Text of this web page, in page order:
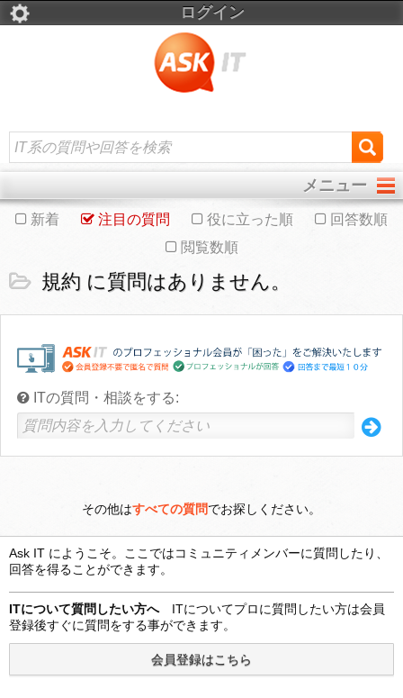
ログイン
メニュー
新着 注目の質問 役に立った順
回答数順
閲覧数順
規約 に質問はありません。
ITの質問・相談をする:
その他はすべての質問でお探しください。
Ask IT にようこそ。ここではコミュニティメンバーに質問したり、
回答を得ることができます。
ITについて質問したい方へITについてプロに質問したい方は会員
登録後すぐに質問をする事ができます。